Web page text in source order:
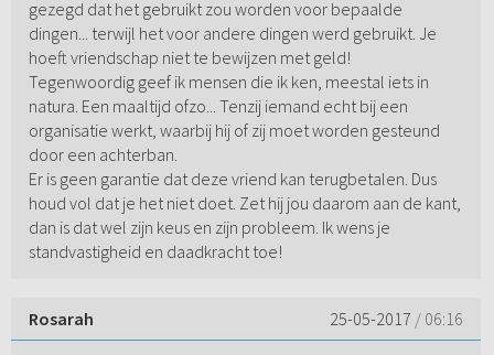
gezegd dat het gebruikt zou worden voor bepaalde
dingen... terwijl het voor andere dingen werd gebruikt. Je
hoeft vriendschap niet te bewijzen met geld!
Tegenwoordig geef ik mensen die ik ken, meestal iets in
natura. Een maaltijd ofzo... Tenzij iemand echt bij een
organisatie werkt, waarbij hij of zij moet worden gesteund
door een achterban.
Er is geen garantie dat deze vriend kan terugbetalen. Dus
houd vol dat je het niet doet. Zet hij jou daarom aan de kant,
dan is dat wel zijn keus en zijn probleem. Ik wens je
standvastigheid en daadkracht toe!
Rosarah 25-05-2017 / 06:16